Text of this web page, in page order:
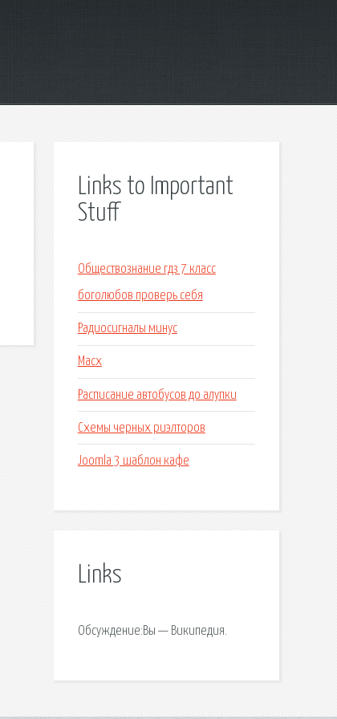
Links to Important
Stuff
Обществознание гдз 7 класс
боголюбов проверь себя
Радиосигналы минус
Macx
Расписание автобусов до алупки
Схемы черных риэлторов
Joomla 3 шаблон кафе
Links
Обсуждение:Вы — Википедия.